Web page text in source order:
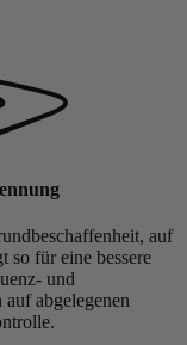
auf
so für eine bessere
und
abgelegenen